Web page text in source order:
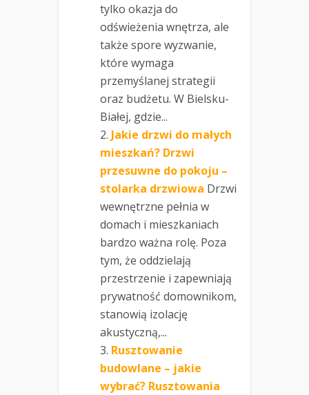
tylko okazja do
odświeżenia wnętrza, ale
także spore wyzwanie,
które wymaga
przemyślanej strategii
oraz budżetu. W Bielsku-
Białej, gdzie...
Jakie drzwi do małych
mieszkań? Drzwi
przesuwne do pokoju –
stolarka drzwiowa Drzwi
wewnętrzne pełnia w
domach i mieszkaniach
bardzo ważna rolę. Poza
tym, że oddzielają
przestrzenie i zapewniają
prywatność domownikom,
stanowią izolację
akustyczną,...
Rusztowanie
budowlane – jakie
wybrać? Rusztowania